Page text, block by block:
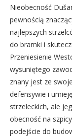
Nieobecność
pewnością
najlepszych
do bramki i
Przeniesienie
wysuniętego
znany jest ze
defensywie i
strzeleckich, ale
obecność na
podejście do